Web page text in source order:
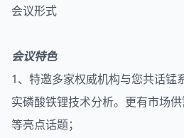
会议形式
会议特色
1、特邀多家权威机构与您共话锰
实磷酸铁锂技术分析。更有市场
等亮点话题；